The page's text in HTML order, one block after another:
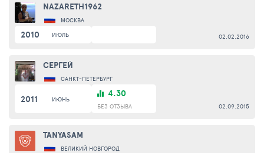
NAZARETH1962
МОСКВА
2010 ИЮЛЬ 02.02.2016
СЕРГЕЙ
САНКТ-ПЕТЕРБУРГ
2011 ИЮНЬ 4.30
БЕЗ ОТЗЫВА 02.09.2015
TANYASAM
ВЕЛИКИЙ НОВГОРОД